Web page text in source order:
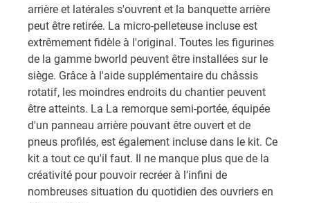
arrière et latérales s'ouvrent et la banquette arrière
peut être retirée. La micro-pelleteuse incluse est
extrêmement fidèle à l'original. Toutes les figurines
de la gamme bworld peuvent être installées sur le
siège. Grâce à l'aide supplémentaire du châssis
rotatif, les moindres endroits du chantier peuvent
être atteints. La La remorque semi-portée, équipée
d'un panneau arrière pouvant être ouvert et de
pneus profilés, est également incluse dans le kit. Ce
kit a tout ce qu'il faut. Il ne manque plus que de la
créativité pour pouvoir recréer à l'infini de
nombreuses situation du quotidien des ouvriers en